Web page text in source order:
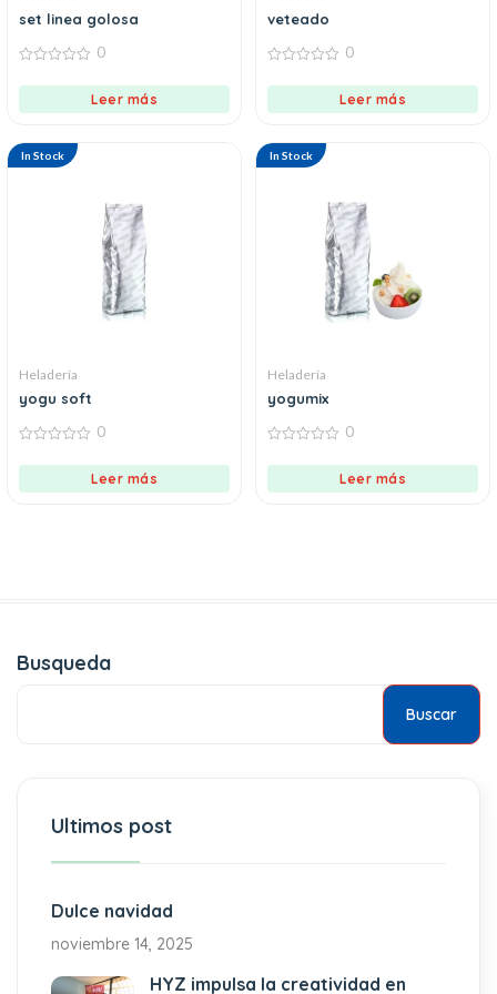
set linea golosa
out
5
0
Leer más
veteado
out
5
0
Leer más
In Stock
Heladería
yogu soft
out
5
0
Leer más
In Stock
Heladería
yogumix
out
5
0
Leer más
Busqueda
Buscar
Ultimos post
Dulce navidad
noviembre 14, 2025
HYZ impulsa la creatividad en